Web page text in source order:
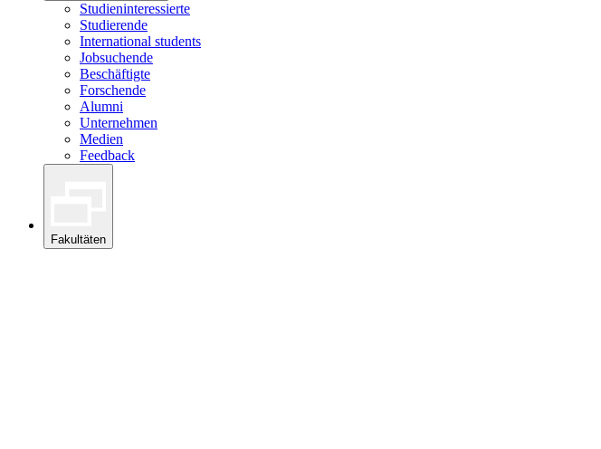
Studieninteressierte
Studierende
International students
Jobsuchende
Beschäftigte
Forschende
Alumni
Unternehmen
Medien
Feedback
Fakultäten